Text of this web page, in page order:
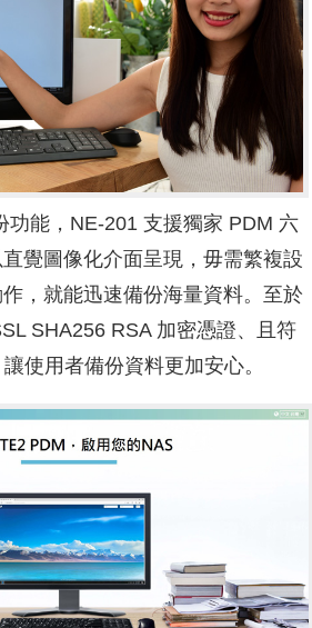
功能，NE-201 支援獨家 PDM 六
覺圖像化介面呈現，毋需繁複設
，就能迅速備份海量資料。至於
SHA256 RSA 加密憑證、且符
使用者備份資料更加安心。